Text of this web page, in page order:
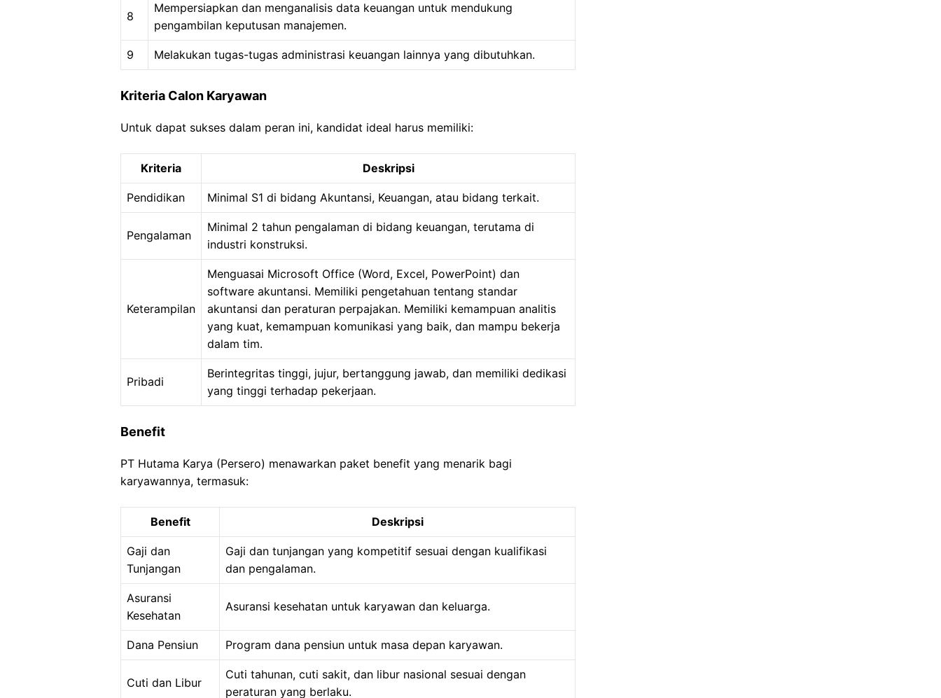
8
Mempersiapkan dan menganalisis data keuangan untuk mendukung
pengambilan keputusan manajemen.
9 Melakukan tugas-tugas administrasi keuangan lainnya yang dibutuhkan.
Kriteria Calon Karyawan
Untuk dapat sukses dalam peran ini, kandidat ideal harus memiliki:
Kriteria Deskripsi
Pendidikan Minimal S1 di bidang Akuntansi, Keuangan, atau bidang terkait.
Pengalaman
Minimal 2 tahun pengalaman di bidang keuangan, terutama di
industri konstruksi.
Keterampilan
Menguasai Microsoft Office (Word, Excel, PowerPoint) dan
software akuntansi. Memiliki pengetahuan tentang standar
akuntansi dan peraturan perpajakan. Memiliki kemampuan analitis
yang kuat, kemampuan komunikasi yang baik, dan mampu bekerja
dalam tim.
Pribadi
Berintegritas tinggi, jujur, bertanggung jawab, dan memiliki dedikasi
yang tinggi terhadap pekerjaan.
Benefit
PT Hutama Karya (Persero) menawarkan paket benefit yang menarik bagi
karyawannya, termasuk:
Benefit Deskripsi
Gaji dan
Tunjangan
Gaji dan tunjangan yang kompetitif sesuai dengan kualifikasi
dan pengalaman.
Asuransi
Kesehatan
Asuransi kesehatan untuk karyawan dan keluarga.
Dana Pensiun Program dana pensiun untuk masa depan karyawan.
Cuti dan Libur
Cuti tahunan, cuti sakit, dan libur nasional sesuai dengan
peraturan yang berlaku.